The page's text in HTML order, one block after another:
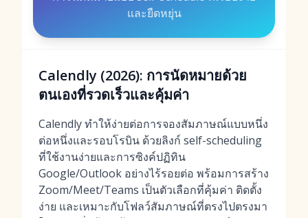
และยืดหยุ่น
Calendly (2026): การนัดหมายด้วย
ตนเองที่รวดเร็วและคุ้มค่า
Calendly ทำให้ง่ายต่อการจองสัมภาษณ์แบบหนึ่ง
ต่อหนึ่งและรอบโรบิน ด้วยลิงก์ self-scheduling
ที่ใช้งานง่ายและการซิงค์ปฏิทิน
Google/Outlook อย่างไร้รอยต่อ พร้อมการสร้าง
Zoom/Meet/Teams เป็นตัวเลือกที่คุ้มค่า ติดตั้ง
ง่าย และเหมาะกับโฟลว์สัมภาษณ์ที่ตรงไปตรงมา